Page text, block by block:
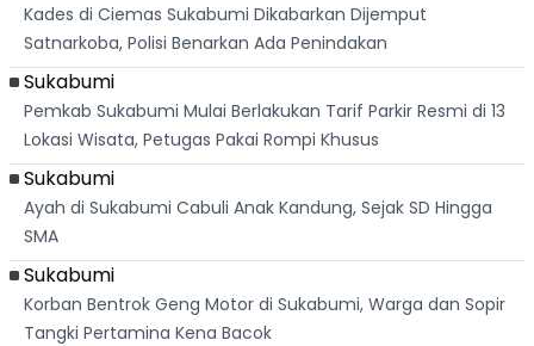
Kades di Ciemas Sukabumi Dikabarkan Dijemput
Satnarkoba, Polisi Benarkan Ada Penindakan
Sukabumi
Pemkab Sukabumi Mulai Berlakukan Tarif Parkir Resmi di 13
Lokasi Wisata, Petugas Pakai Rompi Khusus
Sukabumi
Ayah di Sukabumi Cabuli Anak Kandung, Sejak SD Hingga
SMA
Sukabumi
Korban Bentrok Geng Motor di Sukabumi, Warga dan Sopir
Tangki Pertamina Kena Bacok